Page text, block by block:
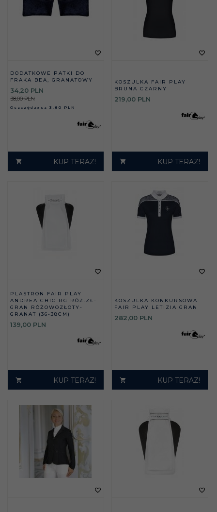
DODATKOWE PATKI DO
FRAKA BEA, GRANATOWY
34,20 PLN
38,00 PLN
Oszczędzasz 3.80 PLN
KUP TERAZ!
KOSZULKA FAIR PLAY
BRUNA CZARNY
219,00 PLN
KUP TERAZ!
PLASTRON FAIR PLAY
ANDREA CHIC RG RÓŻ.ZŁ-
GRAN RÓŻOWOZŁOTY-
GRANAT (36-38CM)
139,00 PLN
KUP TERAZ!
KOSZULKA KONKURSOWA
FAIR PLAY LETIZIA GRAN
282,00 PLN
KUP TERAZ!